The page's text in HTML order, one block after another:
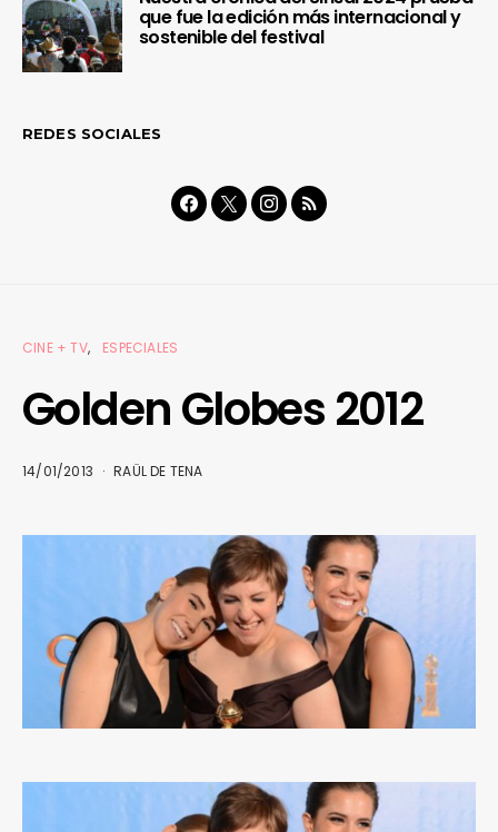
que fue la edición más internacional y
sostenible del festival
REDES SOCIALES
CINE + TV ESPECIALES
Golden Globes 2012
14/01/2013 RAÜL DE TENA